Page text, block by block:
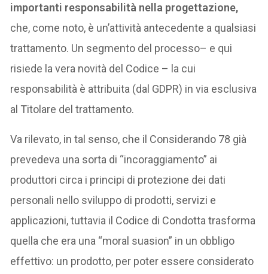
importanti responsabilità nella progettazione,
che, come noto, è un’attività antecedente a qualsiasi
trattamento. Un segmento del processo– e qui
risiede la vera novità del Codice – la cui
responsabilità è attribuita (dal GDPR) in via esclusiva
al Titolare del trattamento.
Va rilevato, in tal senso, che il Considerando 78 già
prevedeva una sorta di “incoraggiamento” ai
produttori circa i principi di protezione dei dati
personali nello sviluppo di prodotti, servizi e
applicazioni, tuttavia il Codice di Condotta trasforma
quella che era una “moral suasion” in un obbligo
effettivo: un prodotto, per poter essere considerato